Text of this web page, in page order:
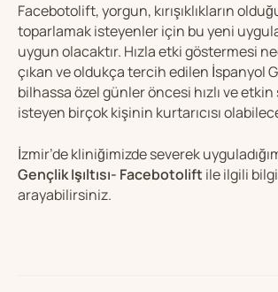
Facebotolift, yorgun, kırışıklıkların
toparlamak isteyenler için bu yeni
uygun olacaktır. Hızla etki göstermesi
çıkan ve oldukça tercih edilen İspanyol
bilhassa özel günler öncesi hızlı ve
isteyen birçok kişinin kurtarıcısı
İzmir’de kliniğimizde severek
Gençlik Işıltısı- Facebotolift ile ilgili
arayabilirsiniz.